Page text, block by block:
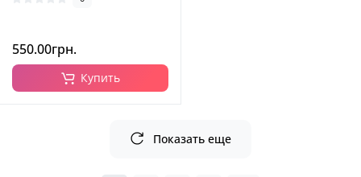
550.00грн.
Купить
Показать еще